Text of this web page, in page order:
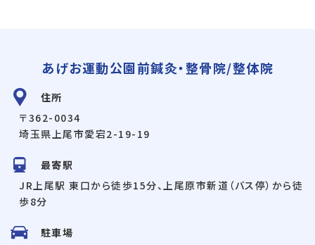
あげお運動公園前鍼灸・整骨院/整体院
住所
〒362-0034
埼玉県上尾市愛宕2-19-19
最寄駅
JR上尾駅 東口から徒歩15分、上尾原市新道（バス停）から徒
歩8分
駐車場